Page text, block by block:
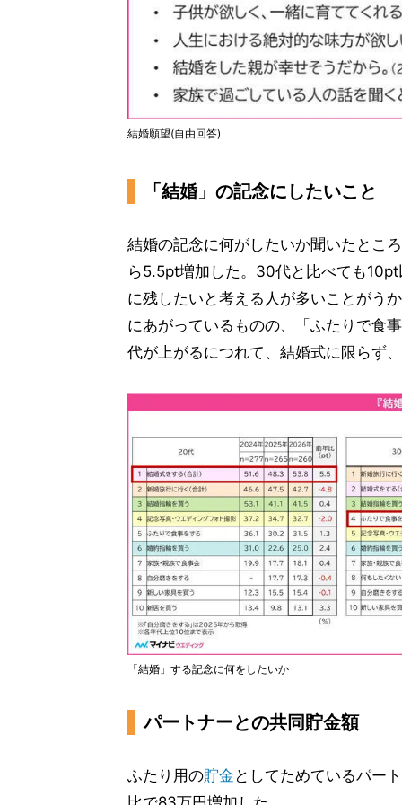
結婚願望(自由回答)
「結婚」の記念にしたいこと
結婚の記念に何がしたいか聞いたとこ
ら5.5pt増加した。30代と比べても
に残したいと考える人が多いことがう
にあがっているものの、「ふたりで食
代が上がるにつれて、結婚式に限らず
「結婚」する記念に何をしたいか
パートナーとの共同貯金額
ふたり用の貯金 としてためているパー